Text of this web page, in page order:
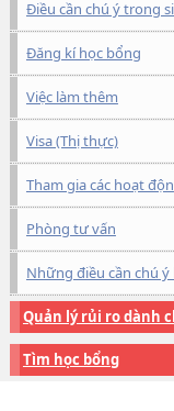
Điều cần chú ý trong
Đăng kí học bổng
Việc làm thêm
Visa (Thị thực)
Tham gia các hoạt
Phòng tư vấn
Những điều cần chú
Quản lý rủi ro dành
Tìm học bổng